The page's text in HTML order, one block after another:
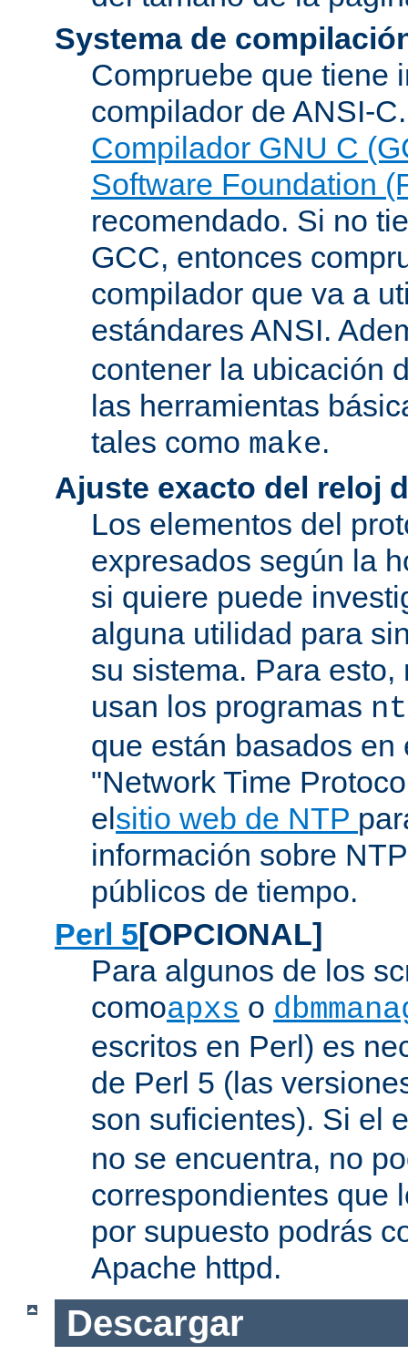
Systema de
Compruebe que tiene
compilador de ANSI-
Compilador GNU C
Software Foundation
recomendado. Si no
GCC, entonces
compilador que va a
estándares ANSI.
contener la ubicación
las herramientas
tales como make.
Ajuste exacto del reloj
Los elementos del
expresados según la
si quiere puede
alguna utilidad para
su sistema. Para esto,
usan los programas
que están basados en
"Network Time
elsitio web de NTP
información sobre
públicos de tiempo.
Perl 5[OPCIONAL]
Para algunos de los
comoapxs o
escritos en Perl) es
de Perl 5 (las
son suficientes). Si el
no se encuentra, no
correspondientes que
por supuesto podrás
Apache httpd.
Descargar